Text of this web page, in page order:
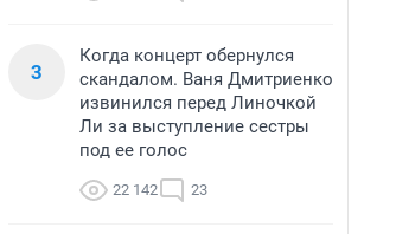
3
Когда концерт обернулся
скандалом. Ваня Дмитриенко
извинился перед Линочкой
Ли за выступление сестры
под ее голос
22 142 23